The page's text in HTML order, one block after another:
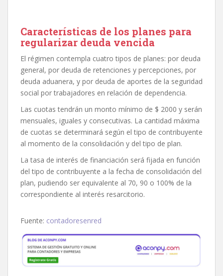
Características de los planes para
regularizar deuda vencida
El régimen contempla cuatro tipos de planes: por deuda
general, por deuda de retenciones y percepciones, por
deuda aduanera, y por deuda de aportes de la seguridad
social por trabajadores en relación de dependencia.
Las cuotas tendrán un monto mínimo de $ 2000 y serán
mensuales, iguales y consecutivas. La cantidad máxima
de cuotas se determinará según el tipo de contribuyente
al momento de la consolidación y del tipo de plan.
La tasa de interés de financiación será fijada en función
del tipo de contribuyente a la fecha de consolidación del
plan, pudiendo ser equivalente al 70, 90 o 100% de la
correspondiente al interés resarcitorio.
Fuente: contadoresenred